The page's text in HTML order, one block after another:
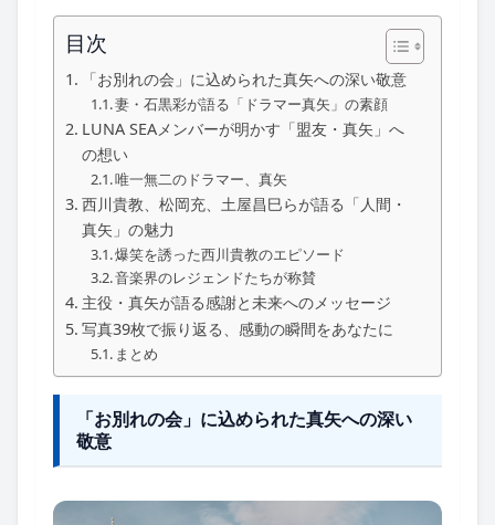
目次
「お別れの会」に込められた真矢への深い敬意
妻・石黒彩が語る「ドラマー真矢」の素顔
LUNA SEAメンバーが明かす「盟友・真矢」へ
の想い
唯一無二のドラマー、真矢
西川貴教、松岡充、土屋昌巳らが語る「人間・
真矢」の魅力
爆笑を誘った西川貴教のエピソード
音楽界のレジェンドたちが称賛
主役・真矢が語る感謝と未来へのメッセージ
写真39枚で振り返る、感動の瞬間をあなたに
まとめ
「お別れの会」に込められた真矢への深い
敬意